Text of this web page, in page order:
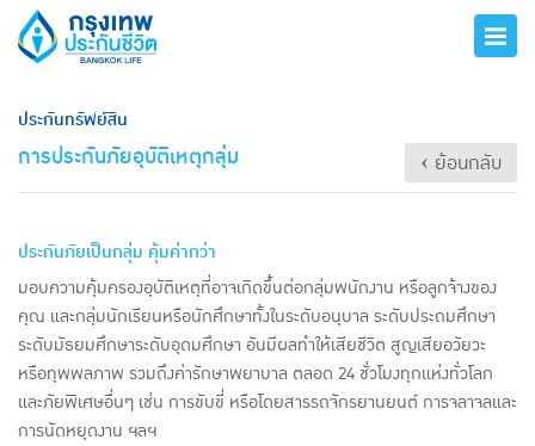
ประกันทรัพย์สิน
การประกันภัยอุบัติเหตุกลุ่ม ‹ ย้อนกลับ
ประกันภัยเป็นกลุ่ม คุ้มค่ากว่า
มอบความคุ้มครองอุบัติเหตุที่อาจเกิดขึ้นต่อกลุ่มพนักงาน หรือลูกจ้างของ
คุณ และกลุ่มนักเรียนหรือนักศึกษาทั้งในระดับอนุบาล ระดับประถมศึกษา
ระดับมัธยมศึกษาระดับอุดมศึกษา อันมีผลทำให้เสียชีวิต สูญเสียอวัยวะ
หรือทุพพลภาพ รวมถึงค่ารักษาพยาบาล ตลอด 24 ชั่วโมงทุกแห่งทั่วโลก
และภัยพิเศษอื่นๆ เช่น การขับขี่ หรือโดยสารรถจักรยานยนต์ การจลาจลและ
การนัดหยุดงาน ฯลฯ